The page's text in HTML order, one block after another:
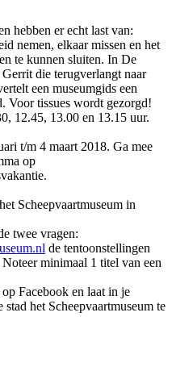
hebben er echt last van:
nemen, elkaar missen en het
te kunnen sluiten. In De
die terugverlangt naar
een museumgids een
Voor tissues wordt gezorgd!
12.45, 13.00 en 13.15 uur.
t/m 4 maart 2018. Ga mee
op
Scheepvaartmuseum in
twee vragen:
de tentoonstellingen
minimaal 1 titel van een
Facebook en laat in je
het Scheepvaartmuseum te